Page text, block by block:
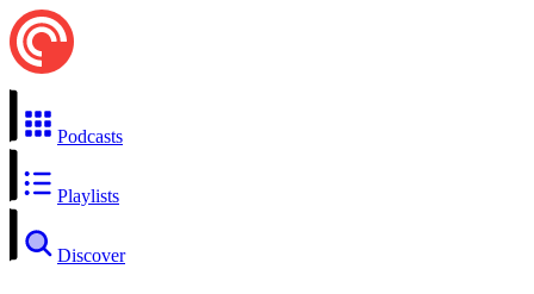
Podcasts
Playlists
Discover